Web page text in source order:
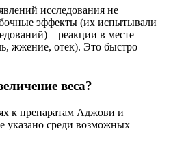
исследования не
эффекты (их испытывали
– реакции в месте
жжение, отек). Это быстро
веса?
к препаратам Аджови и
указано среди возможных